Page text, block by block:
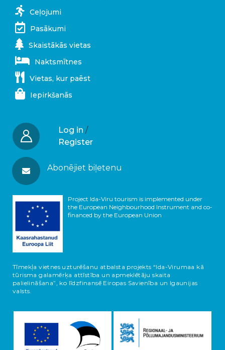
Ceļojumi
Pasākumi
Skaistākās vietas
Naktsmītnes
Vietas, kur paēst
Iepirkšanās
Log in /
Register
Abonējiet biļetenu
Project Ida-Viru tourism is implemented under
the European Neighbourhood Instrument and co-
financed by the European Union
Tīmekļa vietnes uzturēšanu atbalsta projekts “Ida-Virumaa kā
tūrisma galamērķa attīstība un apmeklētāju skaita
palielināšana”, ko līdzfinansē Eiropas Savienība un Igaunijas
valsts.